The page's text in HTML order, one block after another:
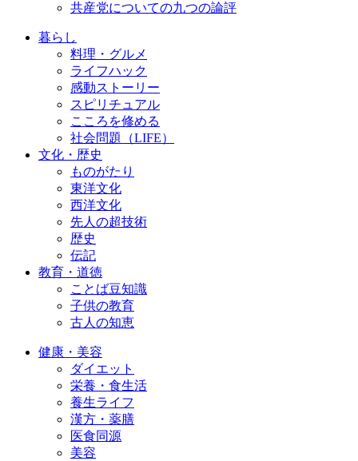
共産党についての九つの論評
暮らし
料理・グルメ
ライフハック
感動ストーリー
スピリチュアル
こころを修める
社会問題（LIFE）
文化・歴史
ものがたり
東洋文化
西洋文化
先人の超技術
歴史
伝記
教育・道徳
ことば豆知識
子供の教育
古人の知恵
健康・美容
ダイエット
栄養・食生活
養生ライフ
漢方・薬膳
医食同源
美容